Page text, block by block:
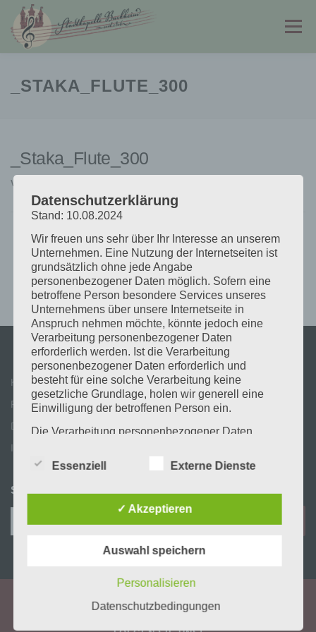
Inhalt
springen
Menü
STADTKAPELLE JUGENDKAPELLE
_STAKA_FLUTE_300
_Staka_Flute_300
VERÖFFENTLICHT AM
Kontakt
Partner & Links
Datenschutz
Impressum
SUCHE
Datenschutzerklärung
Stand: 10.08.2024
Wir freuen uns sehr über Ihr Interesse an unserem
Unternehmen. Eine Nutzung der Internetseiten ist
grundsätzlich ohne jede Angabe
personenbezogener Daten möglich. Sofern eine
betroffene Person besondere Services unseres
Unternehmens über unsere Internetseite in
Anspruch nehmen möchte, könnte jedoch eine
Verarbeitung personenbezogener Daten
erforderlich werden. Ist die Verarbeitung
personenbezogener Daten erforderlich und
besteht für eine solche Verarbeitung keine
gesetzliche Grundlage, holen wir generell eine
Einwilligung der betroffenen Person ein.
Die Verarbeitung personenbezogener Daten,
Adresse oder Telefonnummer einer betroffenen
Person, erfolgt stets im Einklang mit der
Übereinstimmung mit den für uns geltenden
landesspezifischen Datenschutzbestimmungen.
Unternehmen die Öffentlichkeit über Art, Umfang
und Zweck der von uns erhobenen, genutzten und
informieren. Ferner werden betroffene Personen
mittels dieser Datenschutzerklärung über die ihnen
zustehenden Rechte aufgeklärt.
Essenziell Externe Dienste
✓ Akzeptieren
Auswahl speichern
Personalisieren
Datenschutzbedingungen